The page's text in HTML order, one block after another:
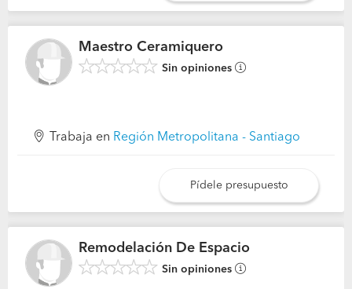
Maestro Ceramiquero
Sin opiniones
Trabaja en Región Metropolitana - Santiago
Pídele presupuesto
Remodelación De Espacio
Sin opiniones